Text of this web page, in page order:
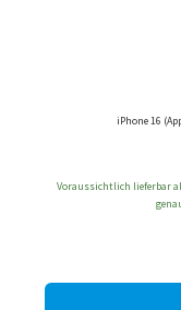
iPhone 16
Voraussichtlich lieferbar